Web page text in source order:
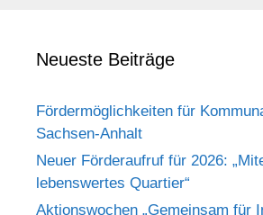
Neueste Beiträge
Fördermöglichkeiten für
Sachsen-Anhalt
Neuer Förderaufruf für 2026:
lebenswertes Quartier“
Aktionswochen „Gemeinsam für